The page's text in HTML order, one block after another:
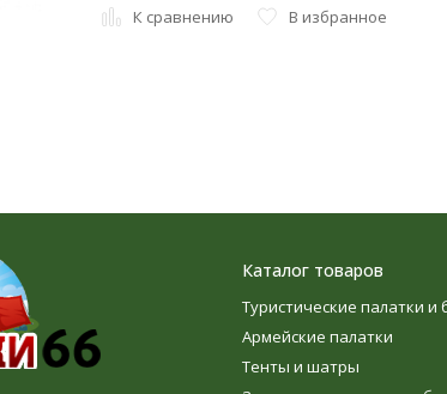
К сравнению В избранное
Каталог товаров
Туристические палатки и
Армейские палатки
Тенты и шатры